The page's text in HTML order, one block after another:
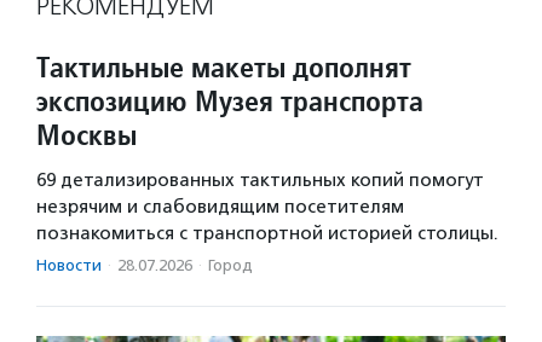
РЕКОМЕНДУЕМ
Тактильные макеты дополнят
экспозицию Музея транспорта
Москвы
69 детализированных тактильных копий помогут
незрячим и слабовидящим посетителям
познакомиться с транспортной историей столицы.
Новости · 28.07.2026 · Город